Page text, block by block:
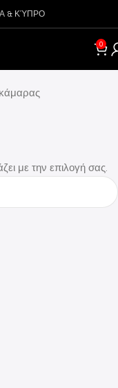
& ΚΎΠΡΟ
0
με την επιλογή σας.